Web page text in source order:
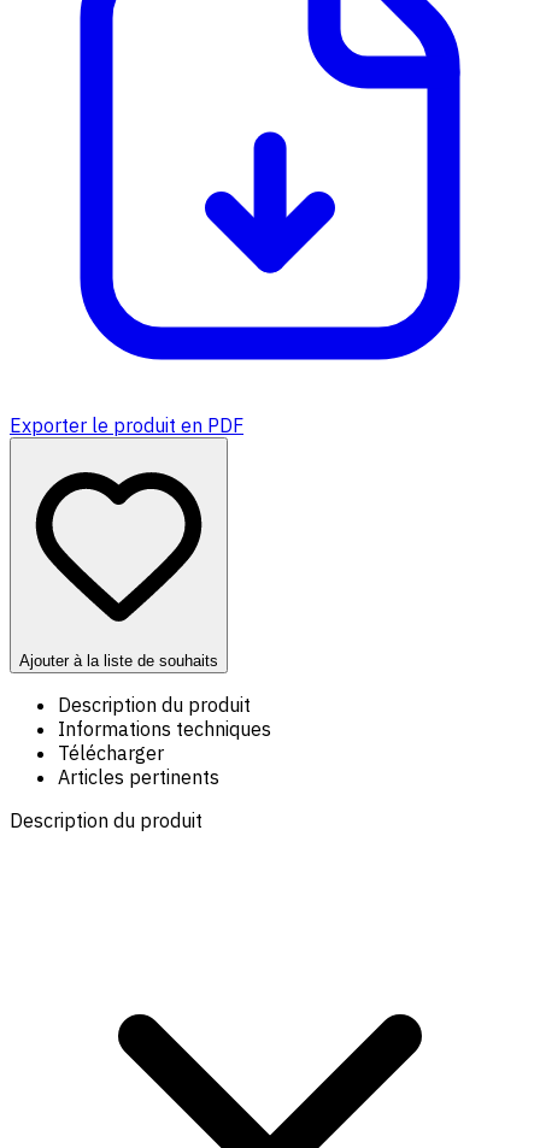
Exporter le produit en PDF
Ajouter à la liste de souhaits
Description du produit
Informations techniques
Télécharger
Articles pertinents
Description du produit